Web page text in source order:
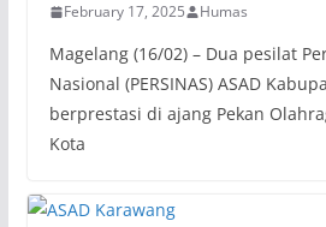
February 17, 2025 Humas
Magelang (16/02) – Dua pesilat
Nasional (PERSINAS) ASAD
berprestasi di ajang Pekan
Kota